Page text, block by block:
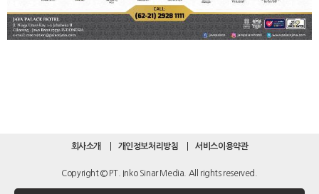
회사소개 개인정보처리방침 서비스이용약관
Copyright © PT. Inko Sinar Media. All rights reserved.